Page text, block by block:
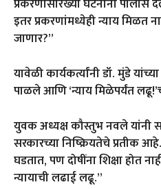
प्रकरणासारख्या घटनांनी पोलीस
इतर प्रकरणांमध्येही न्याय मिळत
जाणार?’’
यावेळी कार्यकर्त्यांनी डॉ. मुंडे
पाळले आणि ‘न्याय मिळेपर्यंत
युवक अध्यक्ष कौस्तुभ नवले यांनी
सरकारच्या निष्क्रियतेचे प्रतीक
घडतात, पण दोषींना शिक्षा होत
न्यायाची लढाई लढू.’’